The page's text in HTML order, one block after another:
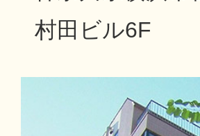
村田ビル6F